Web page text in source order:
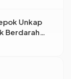
Unkap
Berdarah